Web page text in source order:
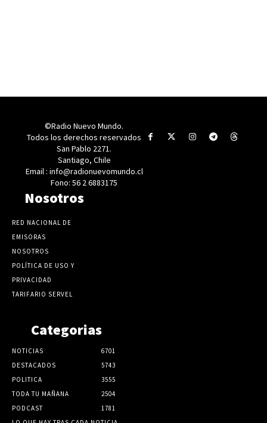
©Radio Nuevo Mundo.
Todos los derechos reservados
San Pablo 2271.
Santiago, Chile
Email : info@radionuevomundo.cl
Fono: 56 2 6883175
Nosotros
RED NACIONAL DE
EMISORAS
NOSOTROS
POLÍTICA DE USO Y
PRIVACIDAD
TARIFARIO SERVEL
Categorias
NOTICIAS
6701
DESTACADOS
5743
POLITICA
3555
TODA TU MAÑANA
2504
PODCAST
1781